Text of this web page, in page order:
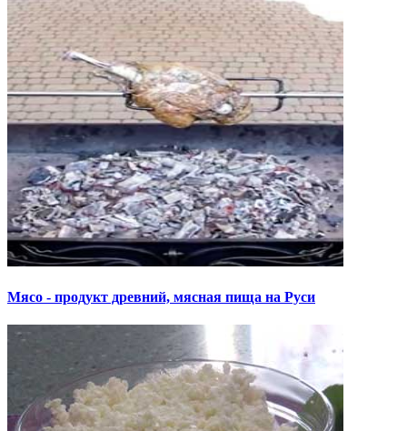
Мясо - продукт древний, мясная пища на Руси